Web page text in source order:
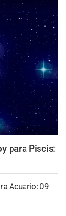
para Piscis:
Acuario: 09